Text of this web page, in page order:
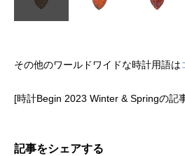
その他のワールドワイドな時計用語は
[時計Begin 2023 Winter & Springの記
記事をシェアする